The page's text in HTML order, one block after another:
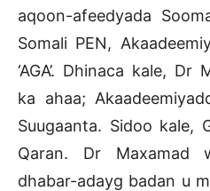
aqoon-afeedyada
Somali PEN,
‘AGA’. Dhinaca kale,
ka ahaa;
Suugaanta. Sidoo kale,
Qaran. Dr Maxamad
dhabar-adayg badan u